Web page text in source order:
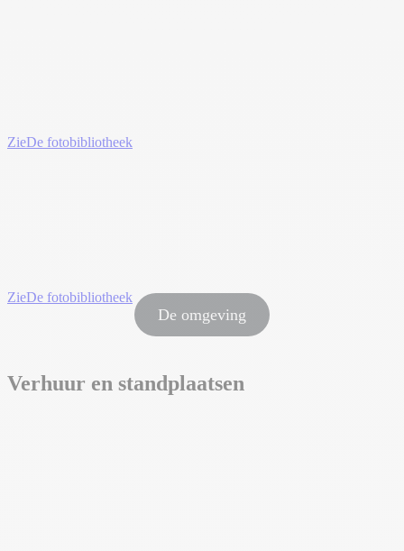
ZieDe fotobibliotheek
ZieDe fotobibliotheek
De omgeving
Verhuur en standplaatsen